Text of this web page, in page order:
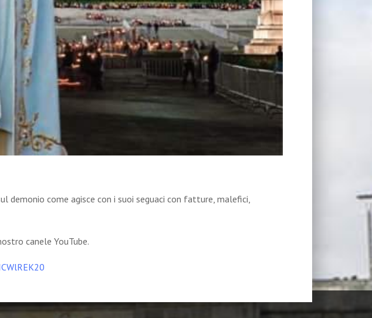
demonio come agisce con i suoi seguaci con fatture, malefici,
canele YouTube.